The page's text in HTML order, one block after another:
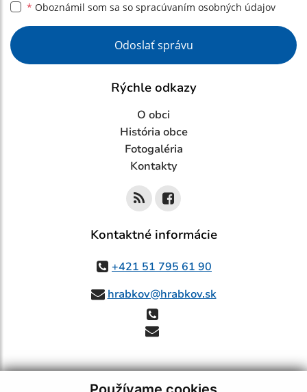
* Oboznámil som sa so spracúvaním osobných údajov
Google reCaptcha Response
Odoslať správu
Rýchle odkazy
O obci
História obce
Fotogaléria
Kontakty
Kontaktné informácie
+421 51 795 61 90
hrabkov@hrabkov.sk
využite možnosť získavania aktuálnych informácií s využitím RSS